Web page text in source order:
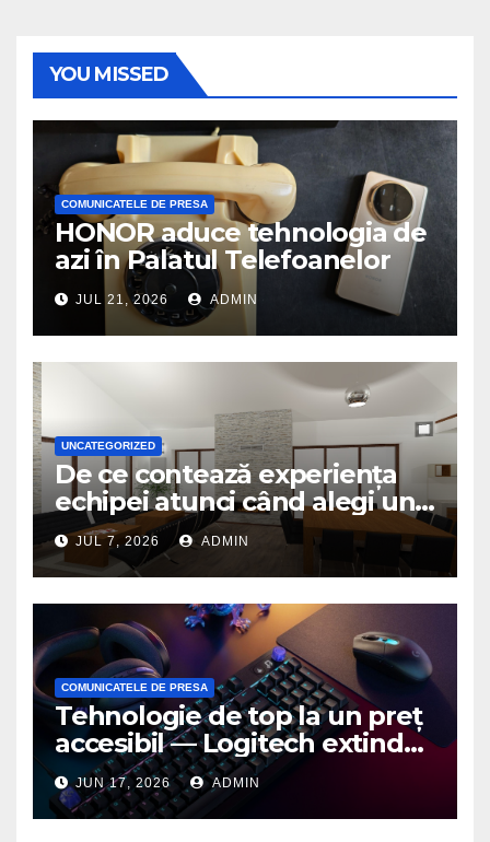
YOU MISSED
COMUNICATELE DE PRESA
HONOR aduce tehnologia de
azi în Palatul Telefoanelor
JUL 21, 2026 ADMIN
UNCATEGORIZED
De ce contează experiența
echipei atunci când alegi un
birou de arhitectură
JUL 7, 2026 ADMIN
COMUNICATELE DE PRESA
Tehnologie de top la un preț
accesibil — Logitech extinde
seria G3 cu un nou mouse și
o nouă tastatură pentru
gaming pe PC
JUN 17, 2026 ADMIN